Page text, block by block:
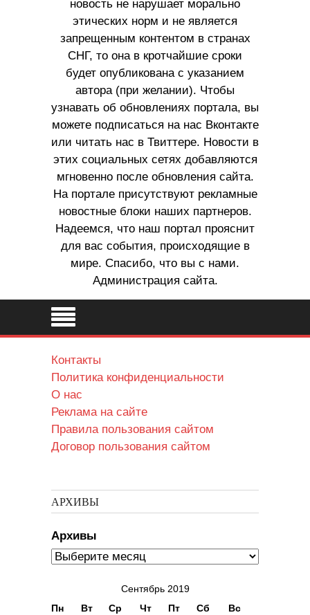
новость не нарушает морально
этических норм и не является
запрещенным контентом в странах
СНГ, то она в кротчайшие сроки
будет опубликована с указанием
автора (при желании). Чтобы
узнавать об обновлениях портала, вы
можете подписаться на нас Вконтакте
или читать нас в Твиттере. Новости в
этих социальных сетях добавляются
мгновенно после обновления сайта.
На портале присутствуют рекламные
новостные блоки наших партнеров.
Надеемся, что наш портал прояснит
для вас события, происходящие в
мире. Спасибо, что вы с нами.
Администрация сайта.
Контакты
Политика конфиденциальности
О нас
Реклама на сайте
Правила пользования сайтом
Договор пользования сайтом
АРХИВЫ
Архивы
Сентябрь 2019
Пн
Вт Ср Чт Пт Сб Вс